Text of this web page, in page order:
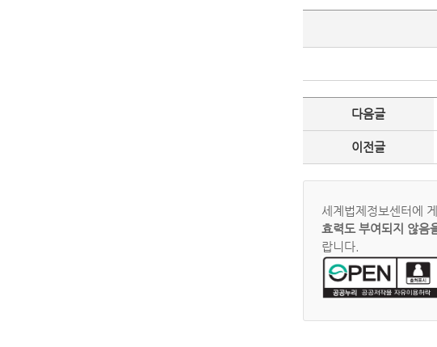
다음글
이전글
세계법제정보센터에
효력도 부여되지 않음
랍니다.